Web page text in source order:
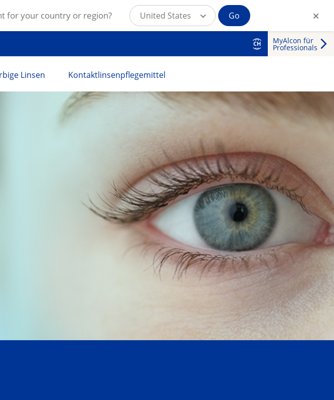
CH MyAlcon für
Professionals
Linsen Kontaktlinsenpflegemittel
for your country or region? United States Go